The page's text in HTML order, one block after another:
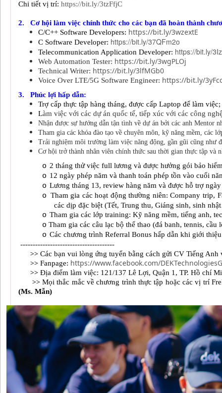
Chi tiết vị trí: https://bit.ly/3tzFfjC
2.
Cơ hội làm việc chính thức cho các bạn đã hoàn thành
C/C++ Software Developers: https://bit.ly/3wzextE
C Software Developer: https://bit.ly/37QFm2o
Telecommunication Application Developer: https://bit.ly/
Web Automation Tester: https://bit.ly/3wgPLOj
Technical Writer: https://bit.ly/3lfMGb0
Voice Over LTE/5G Software Engineer: https://bit.ly/
3.
Phúc lợi hấp dẫn:
Trợ cấp thực tập hàng tháng, được cấp Laptop để làm việc;
Làm việc với các dự án quốc tế, tiếp xúc với các công
Nhận được sự hướng dẫn tận tình về dự án bởi các anh Mentor
Tham gia các khóa đào tạo về chuyên môn, kỹ năng mềm, các
Trải nghiệm môi trường làm việc năng động, gần gũi cũng như
Cơ hội trở thành nhân viên chính thức sau thời gian thực tập và
o 2 tháng thử việc full lương và được hưởng gói bảo
o 12 ngày phép năm và thanh toán phép tồn vào cuối
o Lương tháng 13, review hàng năm và được hỗ trợ
o Tham gia các hoạt động thường niên: Company trip,
các dịp đặc biệt (Tết, Trung thu, Giáng sinh, sinh
o Tham gia các lớp training: Kỹ năng mềm, tiếng anh,
o Tham gia các câu lạc bộ thể thao (đá banh, tennis,
o Các chương trình Referral Bonus hấp dẫn khi giới
--------------------------------------
>> Các bạn vui lòng ứng tuyển bằng cách gửi CV Tiếng
>> Fanpage: https://www.facebook.com/
>> Địa điểm làm việc: 121/137 Lê Lợi, Quận 1, TP. Hồ chí
>>Mọi thắc mắc về chương trình thực tập hoặc các vị trí
(Ms. Mẫn)